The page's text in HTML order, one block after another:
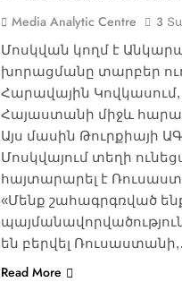
Media Analytic Centre 3
Մոսկվան կողմ է
խորացմանը տարբեր
Հարավային
Հայաստանի միջև
Այս մասին Թուրքիայի
Մոսկվայում տեղի
հայտարարել է
«Մենք շահագրգռված
են բերվել
Read More